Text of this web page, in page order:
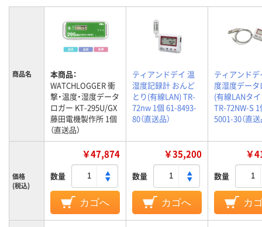
商品名
本商品：
WATCHLOGGER 衝
撃・温度・湿度データ
ロガー KT-295U/GX
藤田電機製作所 1個
（直送品）
ティアンドデイ 温
湿度記録計 おんど
とり(有線LAN) TR-
72nw 1個 61-8493-
80（直送品）
ティアンドデ
度湿度デー
(有線LANタ
TR-72NW-S
5001-30（直送
価格
(税込)
￥47,874
数量
カゴへ
￥35,200
数量
カゴへ
￥
数量
カ